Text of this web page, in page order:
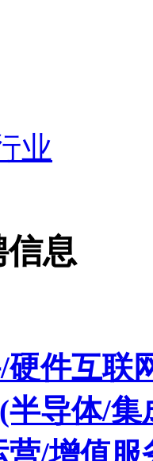
业
息
件互联
半导体/集
/增值服